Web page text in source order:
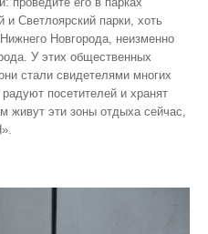
и Светлоярский парки, хоть
Новгорода, неизменно
У этих общественных
стали свидетелями многих
посетителей и хранят
живут эти зоны отдыха сейчас,